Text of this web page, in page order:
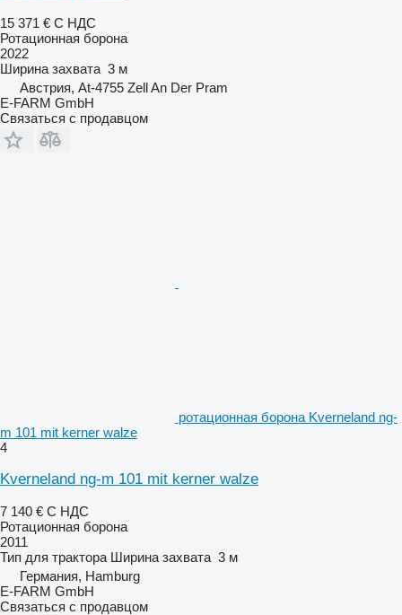
15 371 € С НДС
Ротационная борона
2022
Ширина захвата 3 м
Австрия, At-4755 Zell An Der Pram
E-FARM GmbH
Связаться с продавцом
ротационная борона Kverneland ng-
m 101 mit kerner walze
4
Kverneland ng-m 101 mit kerner walze
7 140 € С НДС
Ротационная борона
2011
Тип для трактора Ширина захвата 3 м
Германия, Hamburg
E-FARM GmbH
Связаться с продавцом